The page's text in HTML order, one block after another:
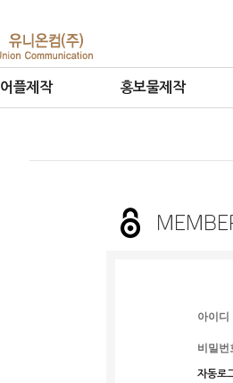
어플제작 홍보물제작
아이디
비밀번
자동로